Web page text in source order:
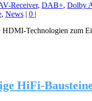
Receiver, DAB+, Dolby
, News| 0 |
HDMI-Technologien
HiFi-